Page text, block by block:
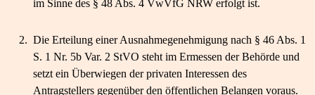
im Sinne des § 48 Abs. 4 VwVfG NRW erfolgt ist.
2. Die Erteilung einer Ausnahmegenehmigung nach § 46 Abs. 1
S. 1 Nr. 5b Var. 2 StVO steht im Ermessen der Behörde und
setzt ein Überwiegen der privaten Interessen des
Antragstellers gegenüber den öffentlichen Belangen voraus.